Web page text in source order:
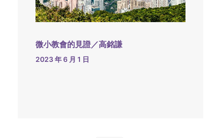
微小教會的見證／高銘謙
2023 年 6 月 1 日